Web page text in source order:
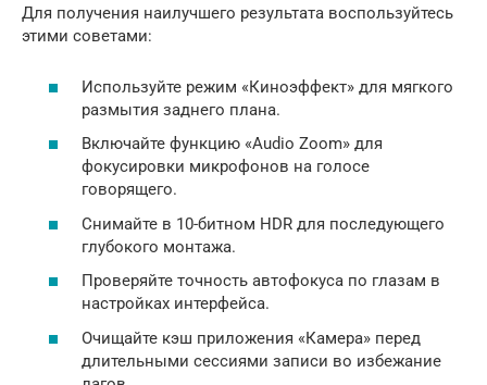
Для получения наилучшего результата воспользуйтесь
этими советами:
Используйте режим «Киноэффект» для мягкого
размытия заднего плана.
Включайте функцию «Audio Zoom» для
фокусировки микрофонов на голосе
говорящего.
Снимайте в 10-битном HDR для последующего
глубокого монтажа.
Проверяйте точность автофокуса по глазам в
настройках интерфейса.
Очищайте кэш приложения «Камера» перед
длительными сессиями записи во избежание